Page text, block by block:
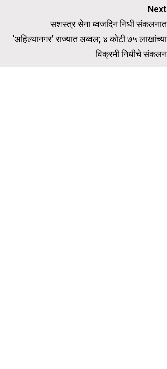
Next
सशस्त्र सेना ध्वजदिन निधी संकलनात
‘अहिल्यानगर’ राज्यात अव्वल‌; ४ कोटी ७५ लाखांच्या
विक्रमी निधीचे संकलन